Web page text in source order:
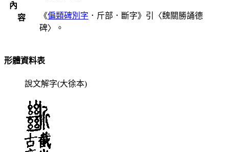
內
容
《偏類碑別字 ．斤部．斷字》引〈魏關勝誦德
碑〉。
形體資料表
說文解字(大徐本)